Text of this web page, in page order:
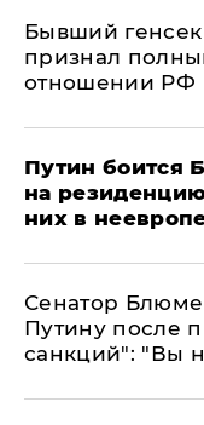
Бывший
признал
отношении РФ
Путин боится
на
них в
Сенатор
Путину после
санкций": "Вы